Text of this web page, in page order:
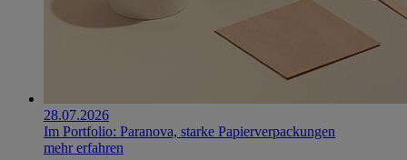
28.07.2026
Im Portfolio: Paranova, starke Papierverpackungen
mehr erfahren